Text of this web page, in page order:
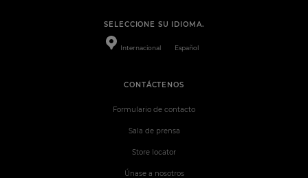
SELECCIONE SU IDIOMA.
Internacional Español
CONTÁCTENOS
Formulario de contacto
Sala de prensa
Store locator
Únase a nosotros